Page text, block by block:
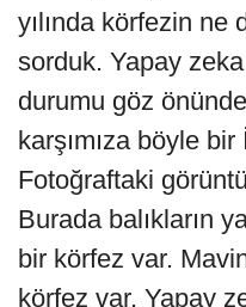
yılında körfezin ne
sorduk. Yapay
durumu göz
karşımıza böyle
Fotoğraftaki
Burada balıkların
bir körfez var.
körfez var. Yapay